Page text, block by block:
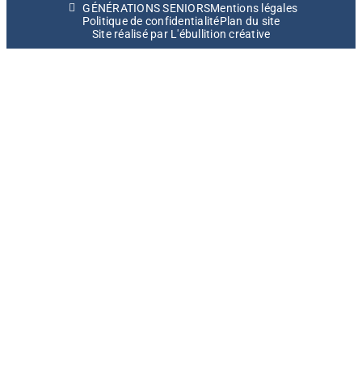
GÉNÉRATIONS SENIORSMentions légales
Politique de confidentialitéPlan du site
Site réalisé par L'ébullition créative